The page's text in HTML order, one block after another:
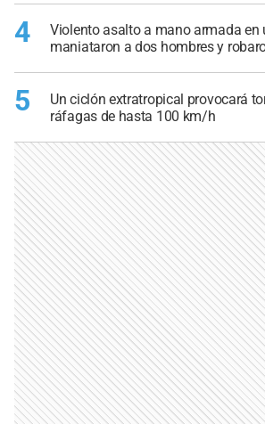
4
Violento asalto a mano armada en
maniataron a dos hombres y
5
Un ciclón extratropical provocará
ráfagas de hasta 100 km/h